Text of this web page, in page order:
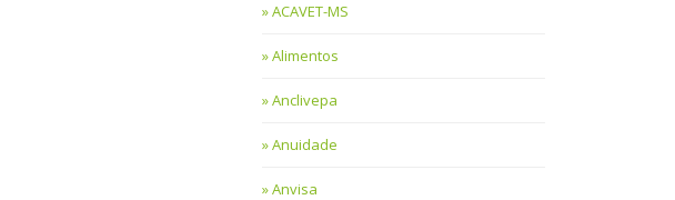
ACAVET-MS
Alimentos
Anclivepa
Anuidade
Anvisa